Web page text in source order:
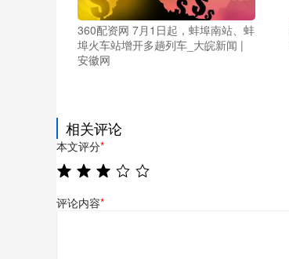
360配资网 7月1日起，蚌埠南站、蚌
埠火车站增开多趟列车_大皖新闻 |
安徽网
相关评论
本文评分*
评论内容*